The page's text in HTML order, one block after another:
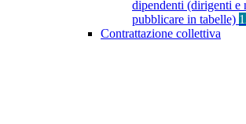
dipendenti (dirigenti e
pubblicare in tabelle)
Contrattazione collettiva